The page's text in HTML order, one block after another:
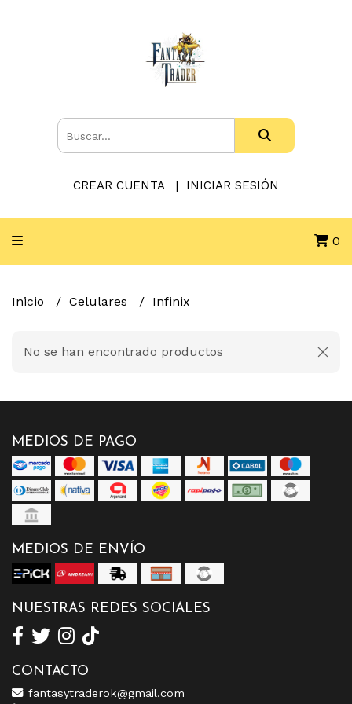
CREAR CUENTA INICIAR SESIÓN
0
Inicio Celulares Infinix
No se han encontrado productos
MEDIOS DE PAGO
MEDIOS DE ENVÍO
NUESTRAS REDES SOCIALES
CONTACTO
fantasytraderok@gmail.com